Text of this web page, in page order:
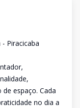
Piracicaba
espaço. Cada
no dia a